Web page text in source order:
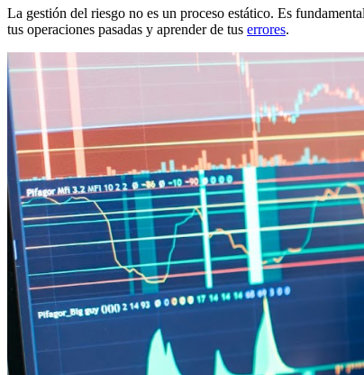
La gestión del riesgo no es un proceso estático. Es
tus operaciones pasadas y aprender de tus errores.